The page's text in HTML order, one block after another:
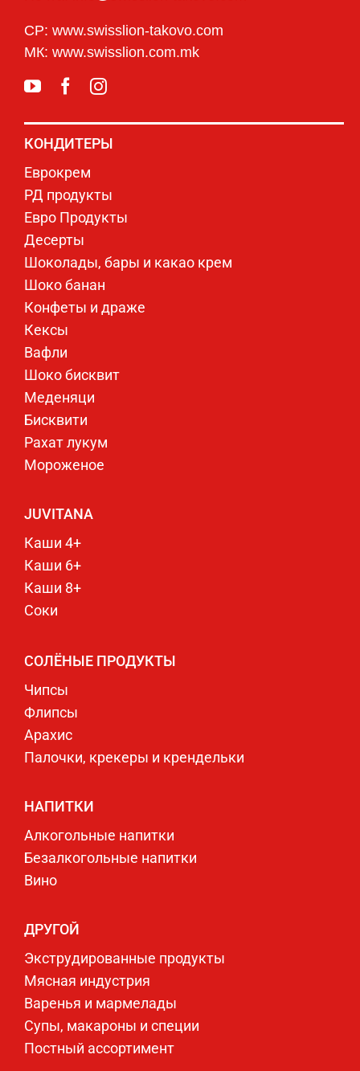
СР: www.swisslion-takovo.com
МК: www.swisslion.com.mk
КОНДИТЕРЫ
Еврокрем
РД продукты
Евро Продукты
Десерты
Шоколады, бары и какао крем
Шоко банан
Конфеты и драже
Кексы
Вафли
Шоко бисквит
Меденяци
Бисквити
Рахат лукум
Мороженое
JUVITANA
Каши 4+
Каши 6+
Каши 8+
Соки
СОЛЁНЫЕ ПРОДУКТЫ
Чипсы
Флипсы
Арахис
Палочки, крекеры и крендельки
НАПИТКИ
Алкогольные напитки
Безалкогольные напитки
Вино
ДРУГОЙ
Экструдированные продукты
Мясная индустрия
Варенья и мармелады
Супы, макароны и специи
Постный ассортимент